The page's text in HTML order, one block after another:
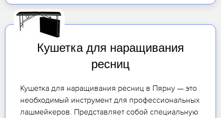
Кушетка для наращивания
ресниц
Кушетка для наращивания ресниц в Пярну — это
необходимый инструмент для профессиональных
лашмейкеров. Представляет собой специальную